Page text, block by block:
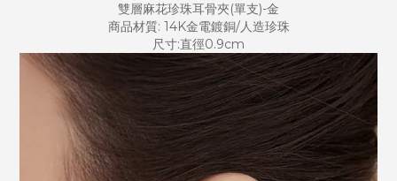
雙層麻花珍珠耳骨夾(單支)-金
商品材質: 14K金電鍍銅/人造珍珠
尺寸:直徑0.9cm